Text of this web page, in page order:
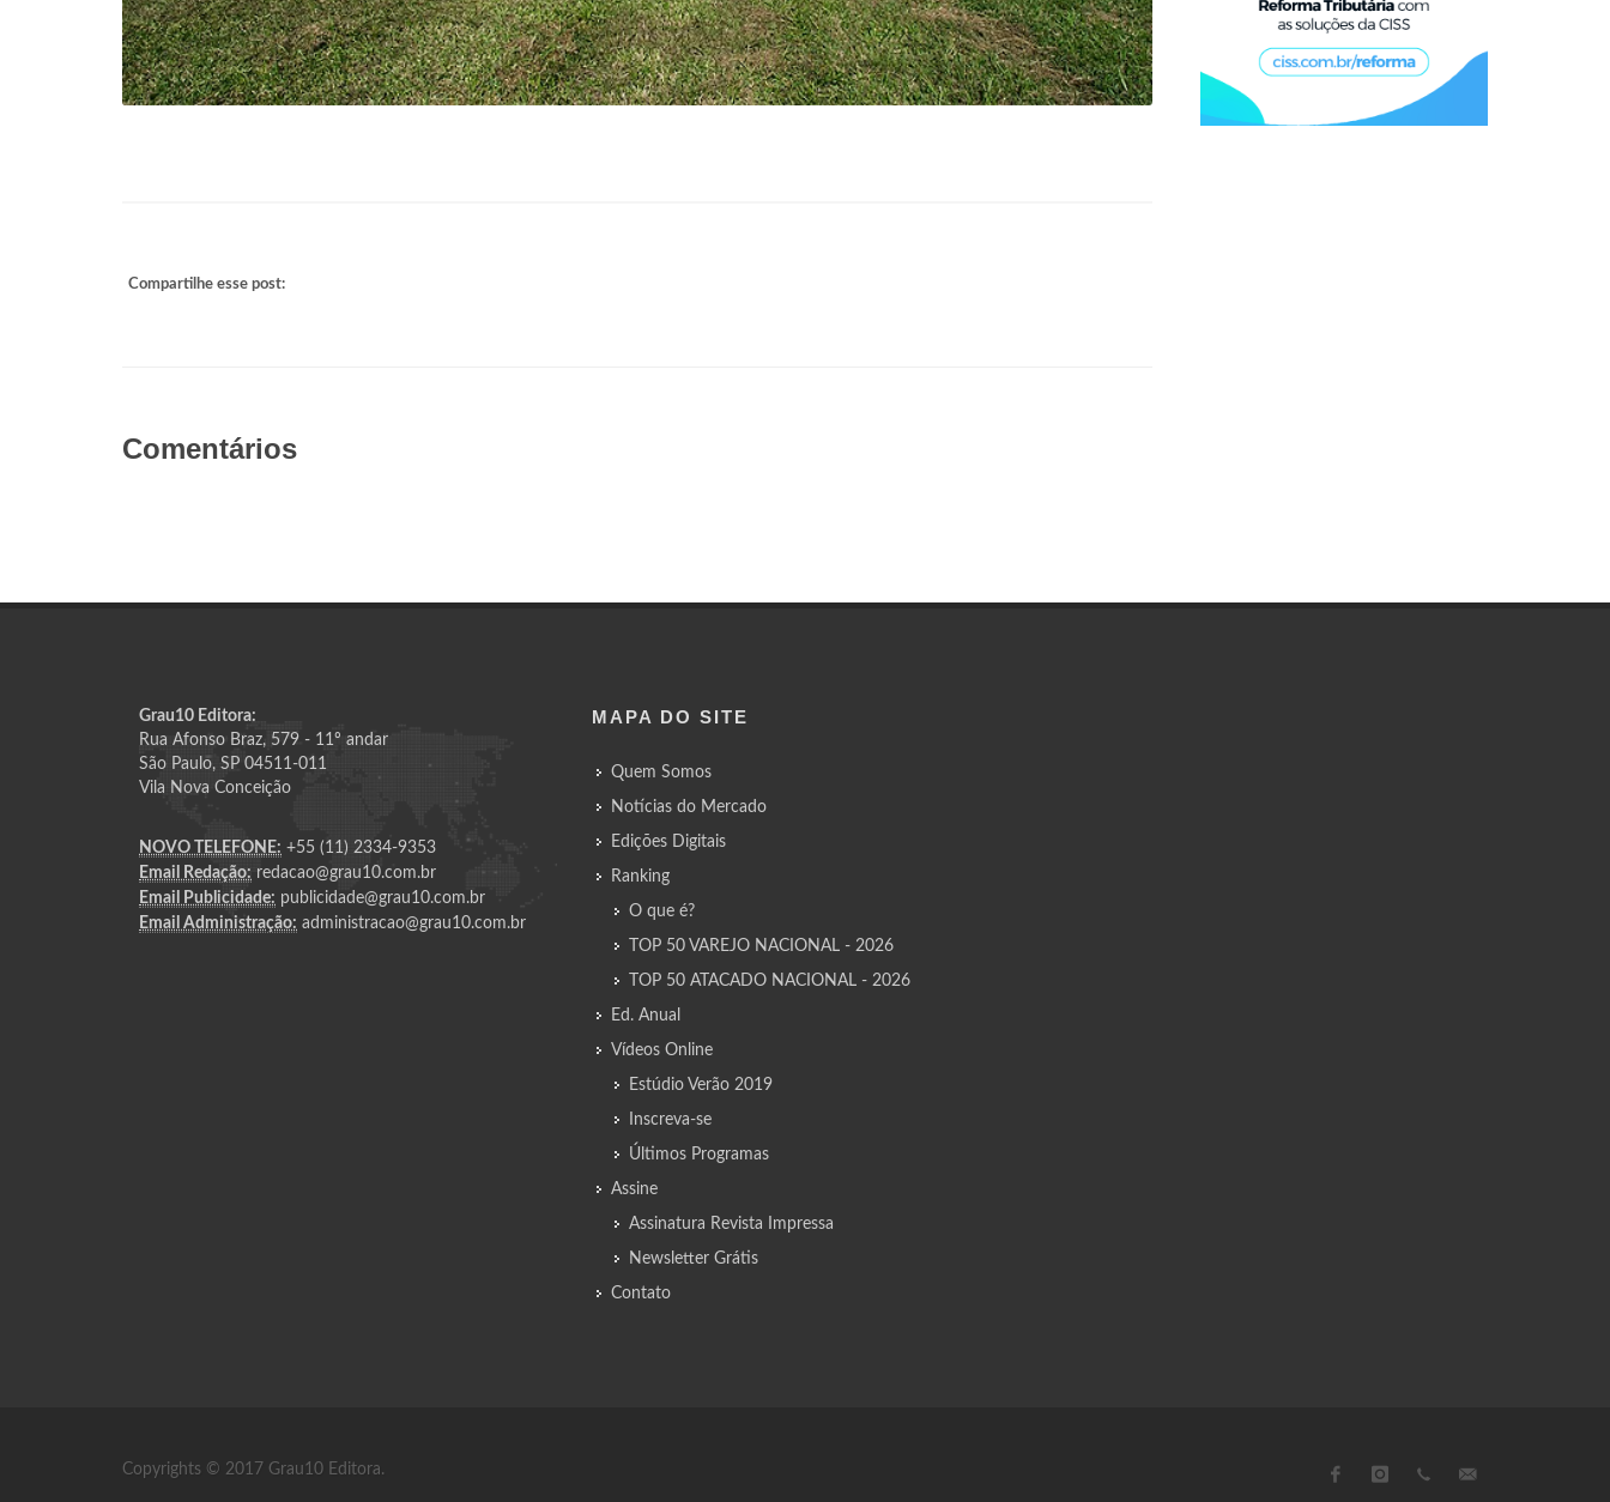
Compartilhe esse post:
Comentários
Grau10 Editora:
Rua Afonso Braz, 579 - 11º andar
São Paulo, SP 04511-011
Vila Nova Conceição
NOVO TELEFONE: +55 (11) 2334-9353
Email Redação: redacao@grau10.com.br
Email Publicidade: publicidade@grau10.com.br
Email Administração: administracao@grau10.com.br
MAPA DO SITE
Quem Somos
Notícias do Mercado
Edições Digitais
Ranking
O que é?
TOP 50 VAREJO NACIONAL - 2026
TOP 50 ATACADO NACIONAL - 2026
Ed. Anual
Vídeos Online
Estúdio Verão 2019
Inscreva-se
Últimos Programas
Assine
Assinatura Revista Impressa
Newsletter Grátis
Contato
Copyrights © 2017 Grau10 Editora.